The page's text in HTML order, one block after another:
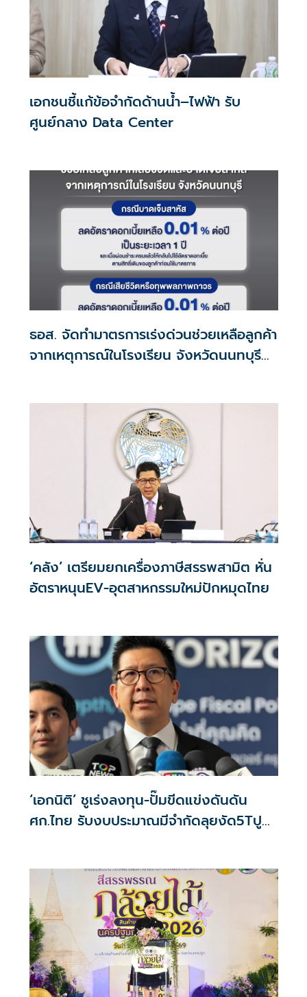
เอกชนชี้แก้ข้อจำกัดด้านน้ำ–ไฟฟ้า รับ
ศูนย์กลาง Data Center
ธอส. จัดทำมาตรการเร่งด่วนช่วยเหลือลูกค้า
จากเหตุการณ์ในโรงเรียน จังหวัดนนทบุรี
‘คลัง’ เตรียมยกเครื่องภาษีสรรพสามิต หั่น
อัตราหนุนEV-อุตสาหกรรมใหม่ปักหมุดไทย
‘เอกนิติ’ ชูเร่งลงทุน-ปั๊มขีดแข่งดันดัน
ศก.ไทย รับงบประมาณมีจำกัดลุยงัด5Tปู